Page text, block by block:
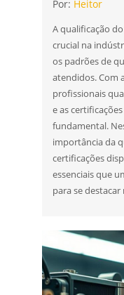
Por: Heitor
A qualificação
crucial na
os padrões de
atendidos. Com
profissionais
e as
fundamental.
importância da
certificações
essenciais que
para se